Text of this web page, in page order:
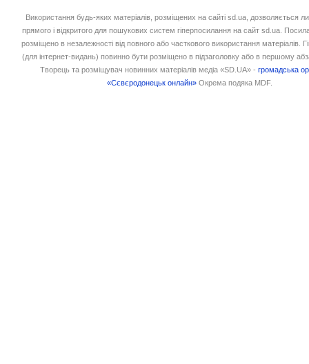
Використання будь-яких матеріалів, розміщених на сайті sd.ua, дозволяється
прямого і відкритого для пошукових систем гіперпосилання на сайт sd.ua.
розміщено в незалежності від повного або часткового використання матеріалів.
(для інтернет-видань) повинно бути розміщено в підзаголовку або в першому
Творець та розміщувач новинних матеріалів медіа «SD.UA» -громадська
«Сєвєродонецьк онлайн» Окрема подяка MDF.